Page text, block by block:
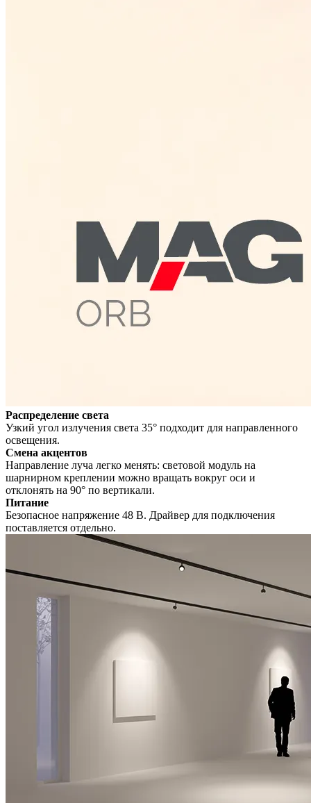
Распределение света
Узкий угол излучения света 35° подходит для направленного
освещения.
Смена акцентов
Направление луча легко менять: световой модуль на
шарнирном креплении можно вращать вокруг оси и
отклонять на 90° по вертикали.
Питание
Безопасное напряжение 48 В. Драйвер для подключения
поставляется отдельно.